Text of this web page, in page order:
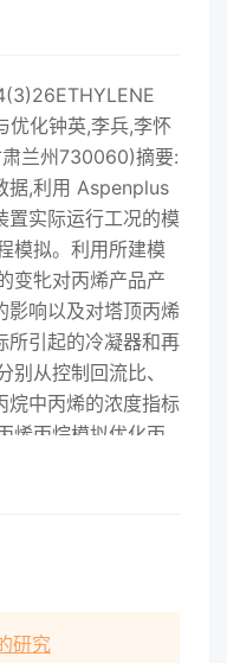
优化钟英,李兵,李怀
兰州730060)摘要:
据,利用 Aspenplus
置实际运行工况的模
模拟。利用所建模
变牝对丙烯产品产
影响以及对塔顶丙烯
所引起的冷凝器和再
别从控制回流比、
烷中丙烯的浓度指标
烯丙烷模拟优化丙
一个1号丙烯精馏
、回流比最大,其
模拟软件
研究